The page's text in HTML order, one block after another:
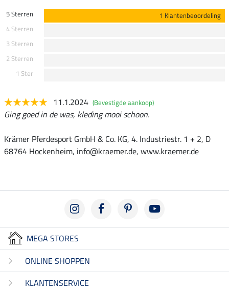
5 Sterren
1 Klantenbeoordeling
4 Sterren
3 Sterren
2 Sterren
1 Ster
11.1.2024 (Bevestigde aankoop)
Ging goed in de was, kleding mooi schoon.
Krämer Pferdesport GmbH & Co. KG, 4. Industriestr. 1 + 2, D
68764 Hockenheim, info@kraemer.de, www.kraemer.de
MEGA STORES
ONLINE SHOPPEN
KLANTENSERVICE